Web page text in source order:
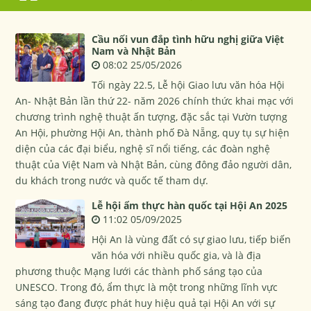
Cầu nối vun đắp tình hữu nghị giữa Việt
Nam và Nhật Bản
08:02 25/05/2026
Tối ngày 22.5, Lễ hội Giao lưu văn hóa Hội
An- Nhật Bản lần thứ 22- năm 2026 chính thức khai mạc với
chương trình nghệ thuật ấn tượng, đặc sắc tại Vườn tượng
An Hội, phường Hội An, thành phố Đà Nẵng, quy tụ sự hiện
diện của các đại biểu, nghệ sĩ nổi tiếng, các đoàn nghệ
thuật của Việt Nam và Nhật Bản, cùng đông đảo người dân,
du khách trong nước và quốc tế tham dự.
Lễ hội ẩm thực hàn quốc tại Hội An 2025
11:02 05/09/2025
Hội An là vùng đất có sự giao lưu, tiếp biến
văn hóa với nhiều quốc gia, và là địa
phương thuộc Mạng lưới các thành phố sáng tạo của
UNESCO. Trong đó, ẩm thực là một trong những lĩnh vực
sáng tạo đang được phát huy hiệu quả tại Hội An với sự